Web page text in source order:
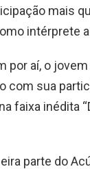
mais
intérprete
por aí, o
com sua
faixa inédita
parte do